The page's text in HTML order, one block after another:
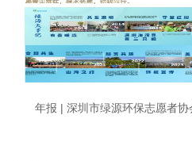
年报 | 深圳市绿源环保志愿者